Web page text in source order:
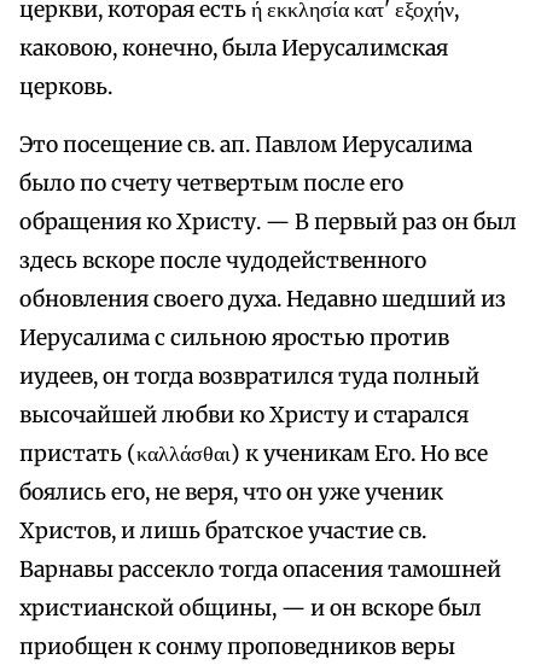
церкви, которая есть ή εκκλησία κατ' εξοχήν,
каковою, конечно, была Иерусалимская
церковь.
Это посещение св. ап. Павлом Иерусалима
было по счету четвертым после его
обращения ко Христу. — В первый раз он был
здесь вскоре после чудодейственного
обновления своего духа. Недавно шедший из
Иерусалима с сильною яростью против
иудеев, он тогда возвратился туда полный
высочайшей любви ко Христу и старался
пристать (καλλάσθαι) к ученикам Его. Но все
боялись его, не веря, что он уже ученик
Христов, и лишь братское участие св.
Варнавы рассекло тогда опасения тамошней
христианской общины, — и он вскоре был
приобщен к сонму проповедников веры